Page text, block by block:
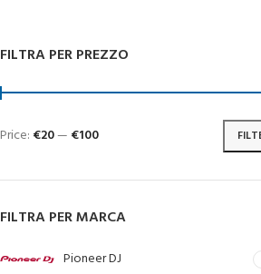
FILTRA PER PREZZO
Price: €20— €100
FILTRA PER MARCA
Pioneer DJ